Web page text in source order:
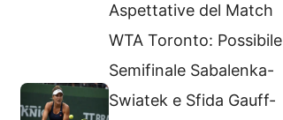
Aspettative del Match
WTA Toronto: Possibile
Semifinale Sabalenka-
Swiatek e Sfida Gauff-